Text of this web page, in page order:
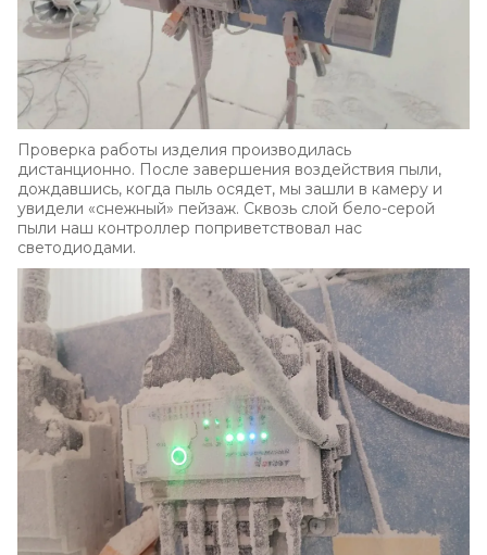
Проверка работы изделия производилась
дистанционно. После завершения воздействия пыли,
дождавшись, когда пыль осядет, мы зашли в камеру и
увидели «снежный» пейзаж. Сквозь слой бело-серой
пыли наш контроллер поприветствовал нас
светодиодами.